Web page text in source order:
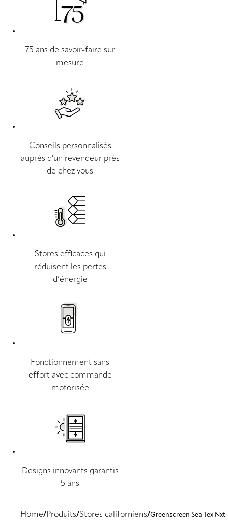
75 ans de savoir-faire sur
mesure
Conseils personnalisés
auprès d'un revendeur près
de chez vous
Stores efficaces qui
réduisent les pertes
d’énergie
Fonctionnement sans
effort avec commande
motorisée
Designs innovants garantis
5 ans
Home Produits Stores californiens Greenscreen Sea Tex Nxt